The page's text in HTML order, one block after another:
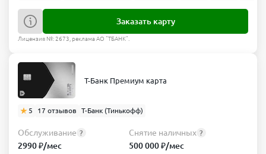
Заказать карту
Лицензия №: 2673, реклама АО "ТБАНК".
Т-Банк Премиум карта
5 17 отзывов Т-Банк (Тинькофф)
Обслуживание ?
2990 ₽/мес
Снятие наличных ?
500 000 ₽/мес